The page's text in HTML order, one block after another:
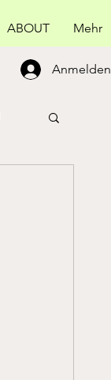
ABOUT Mehr
Anmelden